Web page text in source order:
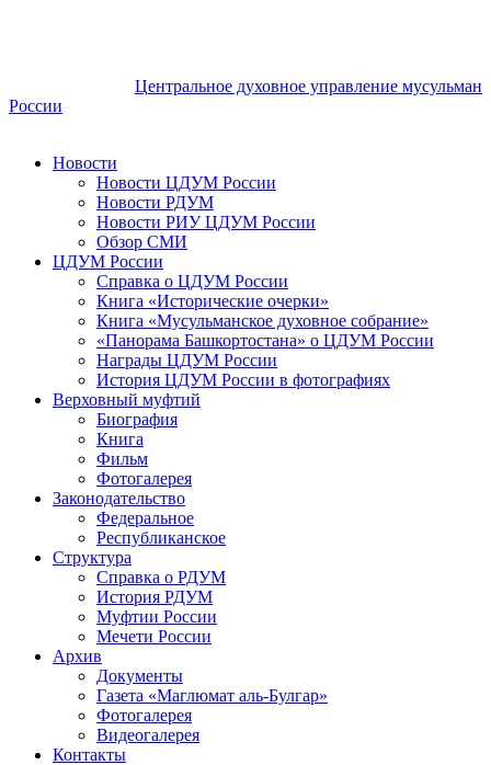
Центральное духовное управление мусульман
России
Новости
Новости ЦДУМ России
Новости РДУМ
Новости РИУ ЦДУМ России
Обзор СМИ
ЦДУМ России
Справка о ЦДУМ России
Книга «Исторические очерки»
Книга «Мусульманское духовное собрание»
«Панорама Башкортостана» о ЦДУМ России
Награды ЦДУМ России
История ЦДУМ России в фотографиях
Верховный муфтий
Биография
Книга
Фильм
Фотогалерея
Законодательство
Федеральное
Республиканское
Структура
Справка о РДУМ
История РДУМ
Муфтии России
Мечети России
Архив
Документы
Газета «Маглюмат аль-Булгар»
Фотогалерея
Видеогалерея
Контакты